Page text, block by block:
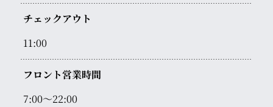
チェックアウト
11:00
フロント営業時間
7:00～22:00